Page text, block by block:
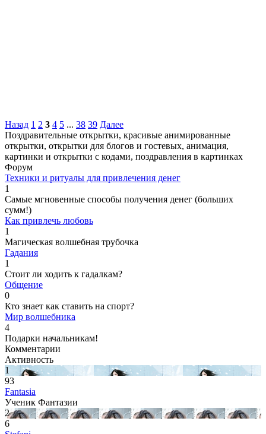
Назад 1 2 3 4 5 ... 38 39 Далее
Поздравительные открытки, красивые анимированные
открытки, открытки для блогов и гостевых, анимация,
картинки и открытки с кодами, поздравления в картинках
Форум
Техники и ритуалы для привлечения денег
1
Самые мгновенные способы получения денег (больших
сумм!)
Как привлечь любовь
1
Магическая волшебная трубочка
Гадания
1
Стоит ли ходить к гадалкам?
Общение
0
Кто знает как ставить на спорт?
Мир волшебника
4
Подарки начальникам!
Комментарии
Активность
1
93
Fantasia
Ученик Фантазии
2
6